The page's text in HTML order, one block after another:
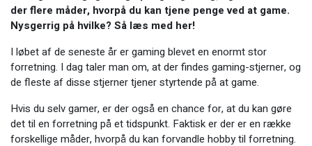
der flere måder, hvorpå du kan tjene penge ved at game.
Nysgerrig på hvilke? Så læs med her!
I løbet af de seneste år er gaming blevet en enormt stor
forretning. I dag taler man om, at der findes gaming-stjerner, og
de fleste af disse stjerner tjener styrtende på at game.
Hvis du selv gamer, er der også en chance for, at du kan gøre
det til en forretning på et tidspunkt. Faktisk er der er en række
forskellige måder, hvorpå du kan forvandle hobby til forretning.